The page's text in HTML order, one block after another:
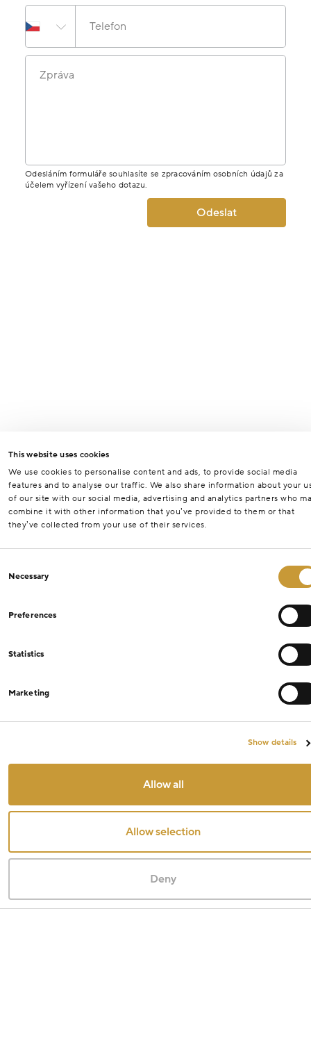
This website uses cookies
We use cookies to personalise content and ads, to provide social media
features and to analyse our traffic. We also share information about your
of our site with our social media, advertising and analytics partners who
combine it with other information that you’ve provided to them or that
they’ve collected from your use of their services.
Selection
Necessary
Preferences
Statistics
Marketing
Show details
Allow all
Allow selection
Deny
Telefon
Zpráva
Odesláním formuláře souhlasíte se zpracováním osobních údajů za
účelem vyřízení vašeho dotazu.
Odeslat